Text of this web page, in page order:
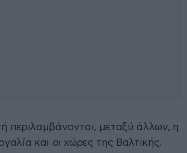
περιλαμβάνονται, μεταξύ άλλων, η
και οι χώρες της Βαλτικής.